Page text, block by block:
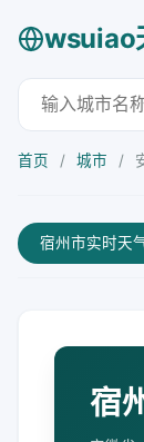
wsuiao
首页 / 城市 /
宿州市实时天
宿